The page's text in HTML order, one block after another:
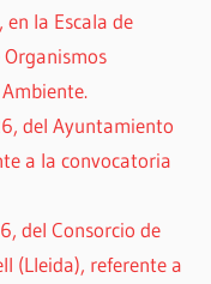
la Escala de
del Ayuntamiento
a la convocatoria
del Consorcio de
(Lleida), referente a